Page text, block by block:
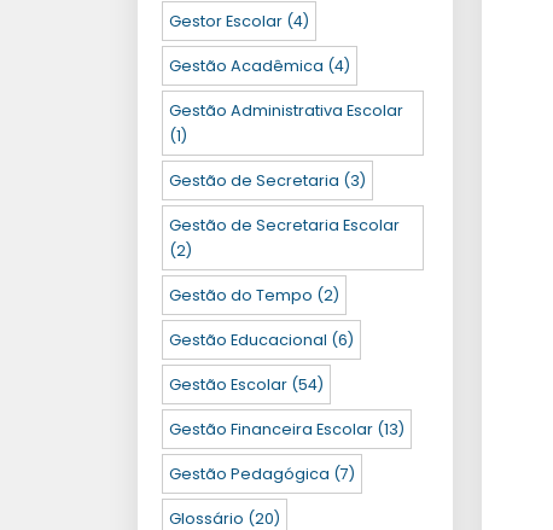
Gestor Escolar (4)
Gestão Acadêmica (4)
Gestão Administrativa Escolar
(1)
Gestão de Secretaria (3)
Gestão de Secretaria Escolar
(2)
Gestão do Tempo (2)
Gestão Educacional (6)
Gestão Escolar (54)
Gestão Financeira Escolar (13)
Gestão Pedagógica (7)
Glossário (20)